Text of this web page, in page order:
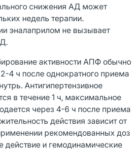
снижения АД может
недель терапии.
эналаприлом не вызывает
активности АПФ обычно
4 ч после однократного приема
Антигипертензивное
в течение 1 ч, максимальное
через 4-6 ч после приема
действия зависит от
рекомендованных доз
действие и гемодинамические